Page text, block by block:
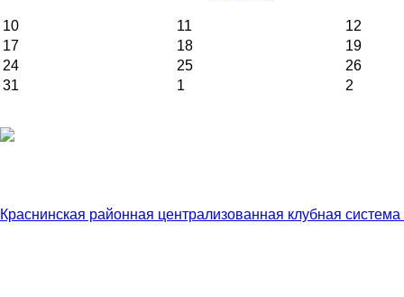
10 11
12
17
18
19
24
25
26
31
1 2
Краснинская районная централизованная клубная